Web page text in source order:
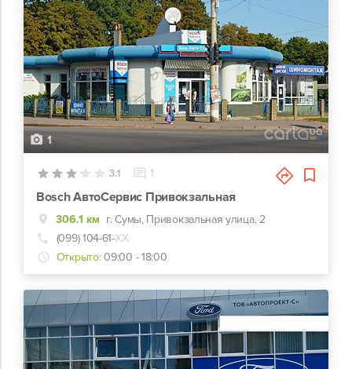
1
3.1 1
Bosch АвтоСервис Привокзальная
306.1 км г. Сумы, Привокзальная улица, 2
(099) 104-61-ХХ
Открыто: 09:00 - 18:00